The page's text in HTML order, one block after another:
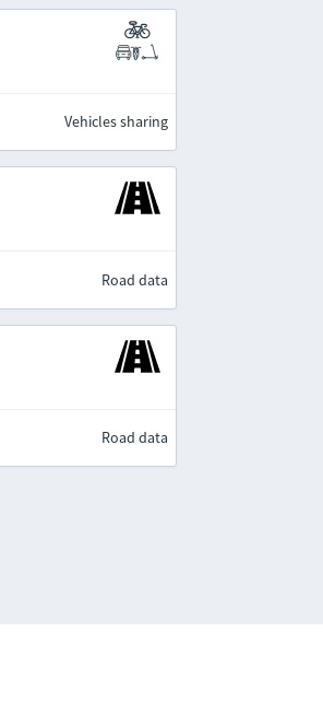
Vehicles sharing
Road data
Road data